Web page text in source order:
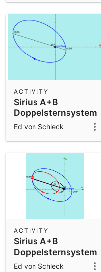
Sirius A+B
Doppelsternsystem
animiert, deutsche
ACTIVITY
Ed von Schleck
Sirius A+B
Doppelsternsystem
deutsch v2.0
ACTIVITY
Ed von Schleck